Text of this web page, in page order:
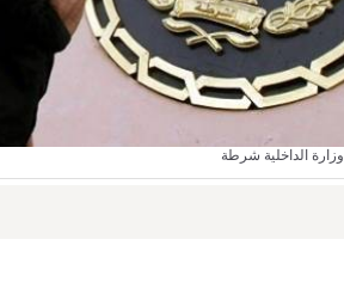
وزارة الداخلية شرطة